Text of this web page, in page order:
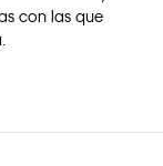
con las que